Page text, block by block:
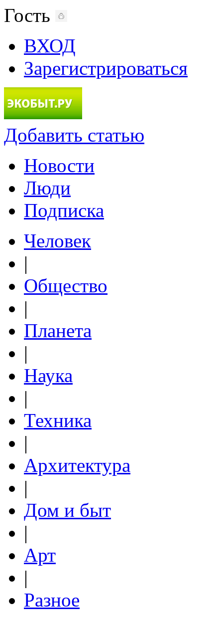
Гость
ВХОД
Зарегистрироваться
Добавить статью
Новости
Люди
Подписка
Человек
|
Общество
|
Планета
|
Наука
|
Техника
|
Архитектура
|
Дом и быт
|
Арт
|
Разное